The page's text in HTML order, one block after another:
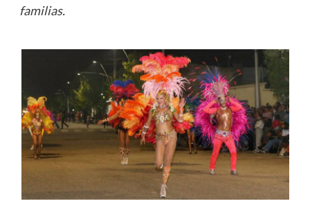
familias.